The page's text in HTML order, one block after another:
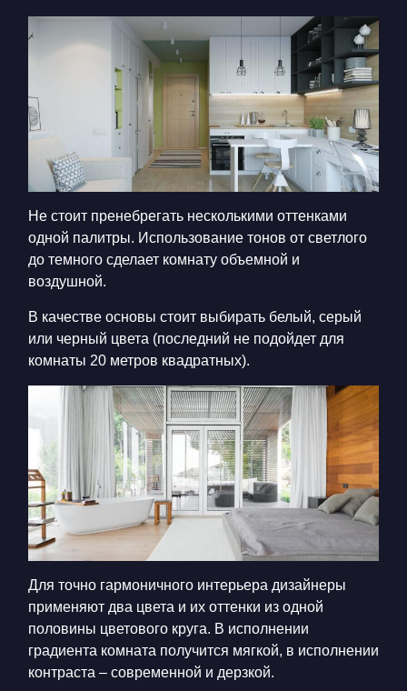
Не стоит пренебрегать несколькими оттенками
одной палитры. Использование тонов от светлого
до темного сделает комнату объемной и
воздушной.
В качестве основы стоит выбирать белый, серый
или черный цвета (последний не подойдет для
комнаты 20 метров квадратных).
Для точно гармоничного интерьера дизайнеры
применяют два цвета и их оттенки из одной
половины цветового круга. В исполнении
градиента комната получится мягкой, в исполнении
контраста – современной и дерзкой.